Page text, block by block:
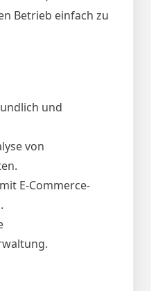
Betrieb einfach zu
und
von
E-Commerce-